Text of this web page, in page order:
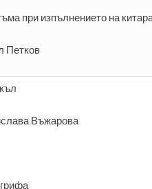
при изпълнението на
Петков
Въжарова